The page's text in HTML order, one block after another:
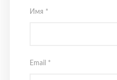
Имя *
Email *